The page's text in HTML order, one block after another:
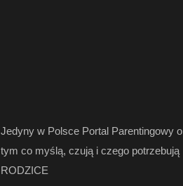
Jedyny w Polsce Portal Parentingowy o
tym co myślą, czują i czego potrzebują
RODZICE